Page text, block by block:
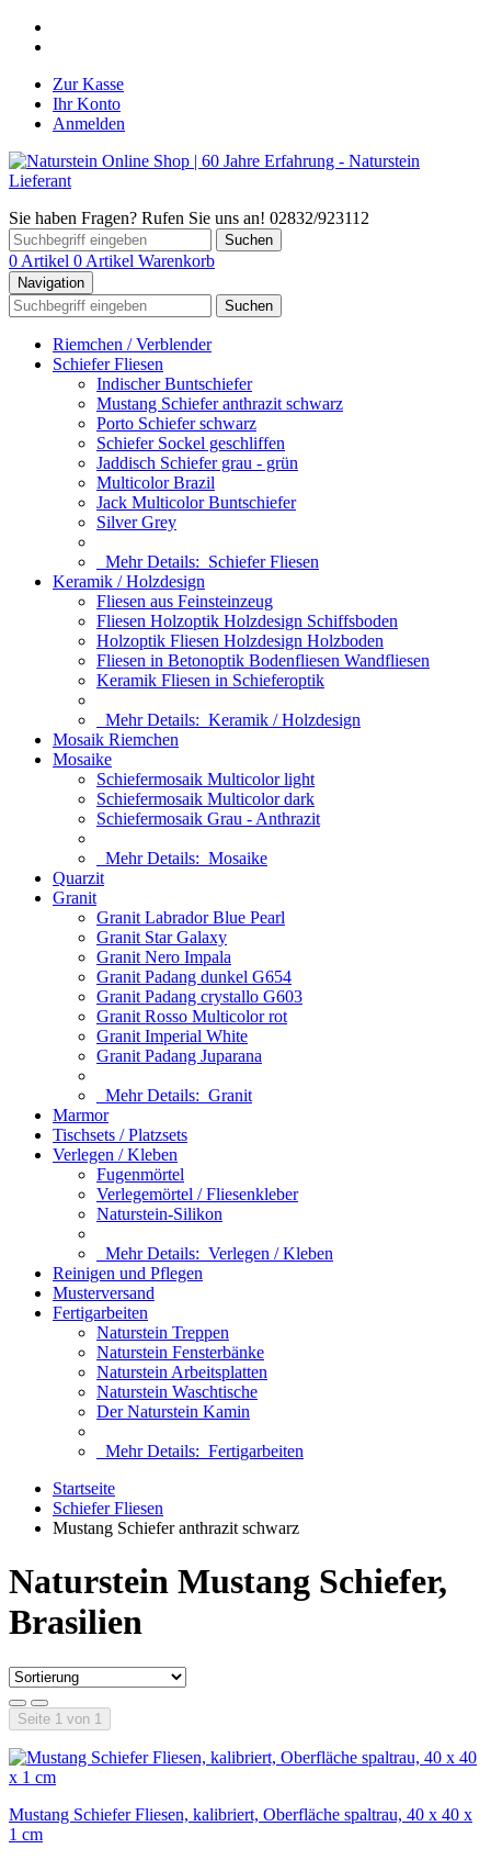
Zur Kasse
Ihr Konto
Anmelden
Sie haben Fragen? Rufen Sie uns an! 02832/923112
Suchen
0 Artikel 0 Artikel Warenkorb
Navigation
Suchen
Riemchen / Verblender
Schiefer Fliesen
Indischer Buntschiefer
Mustang Schiefer anthrazit schwarz
Porto Schiefer schwarz
Schiefer Sockel geschliffen
Jaddisch Schiefer grau - grün
Multicolor Brazil
Jack Multicolor Buntschiefer
Silver Grey
Mehr Details: Schiefer Fliesen
Keramik / Holzdesign
Fliesen aus Feinsteinzeug
Fliesen Holzoptik Holzdesign Schiffsboden
Holzoptik Fliesen Holzdesign Holzboden
Fliesen in Betonoptik Bodenfliesen Wandfliesen
Keramik Fliesen in Schieferoptik
Mehr Details: Keramik / Holzdesign
Mosaik Riemchen
Mosaike
Schiefermosaik Multicolor light
Schiefermosaik Multicolor dark
Schiefermosaik Grau - Anthrazit
Mehr Details: Mosaike
Quarzit
Granit
Granit Labrador Blue Pearl
Granit Star Galaxy
Granit Nero Impala
Granit Padang dunkel G654
Granit Padang crystallo G603
Granit Rosso Multicolor rot
Granit Imperial White
Granit Padang Juparana
Mehr Details: Granit
Marmor
Tischsets / Platzsets
Verlegen / Kleben
Fugenmörtel
Verlegemörtel / Fliesenkleber
Naturstein-Silikon
Mehr Details: Verlegen / Kleben
Reinigen und Pflegen
Musterversand
Fertigarbeiten
Naturstein Treppen
Naturstein Fensterbänke
Naturstein Arbeitsplatten
Naturstein Waschtische
Der Naturstein Kamin
Mehr Details: Fertigarbeiten
Startseite
Schiefer Fliesen
Mustang Schiefer anthrazit schwarz
Naturstein Mustang Schiefer,
Brasilien
Seite 1 von 1
Mustang Schiefer Fliesen, kalibriert, Oberfläche spaltrau, 40 x 40 x
1 cm